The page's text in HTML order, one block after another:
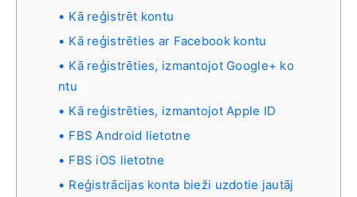
Kā reģistrēt kontu
Kā reģistrēties ar Facebook kontu
Kā reģistrēties, izmantojot Google+ ko
ntu
Kā reģistrēties, izmantojot Apple ID
FBS Android lietotne
FBS iOS lietotne
Reģistrācijas konta bieži uzdotie jautāj